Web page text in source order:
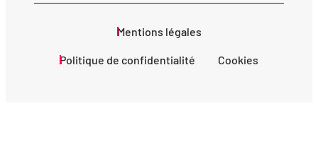
Mentions légales
Politique de confidentialité Cookies